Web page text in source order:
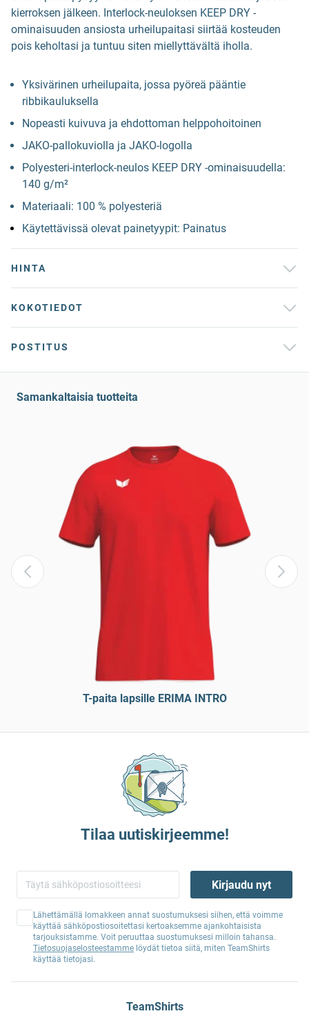
kierroksen jälkeen. Interlock-neuloksen KEEP DRY -
ominaisuuden ansiosta urheilupaitasi siirtää kosteuden
pois keholtasi ja tuntuu siten miellyttävältä iholla.
Yksivärinen urheilupaita, jossa pyöreä pääntie
ribbikauluksella
Nopeasti kuivuva ja ehdottoman helppohoitoinen
JAKO-pallokuviolla ja JAKO-logolla
Polyesteri-interlock-neulos KEEP DRY -ominaisuudella:
140 g/m²
Materiaali: 100 % polyesteriä
Käytettävissä olevat painetyypit: Painatus
HINTA
KOKOTIEDOT
POSTITUS
Samankaltaisia tuotteita
T-paita lapsille ERIMA INTRO
Tilaa uutiskirjeemme!
Kirjaudu nyt
Lähettämällä lomakkeen annat suostumuksesi siihen, että voimme
käyttää sähköpostiosoitettasi kertoaksemme ajankohtaisista
tarjouksistamme. Voit peruuttaa suostumuksesi milloin tahansa.
Tietosuojaselosteestamme löydät tietoa siitä, miten TeamShirts
käyttää tietojasi.
TeamShirts